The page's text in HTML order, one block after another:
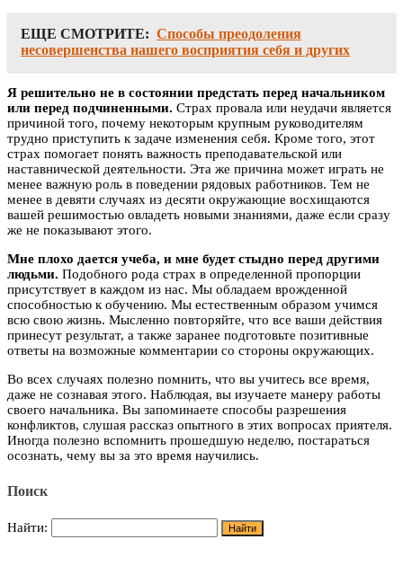
ЕЩЕ СМОТРИТЕ: Способы преодоления
несовершенства нашего восприятия себя и других
Я решительно не в состоянии предстать перед начальником
или перед подчиненными. Страх провала или неудачи является
причиной того, почему некоторым крупным руководителям
трудно приступить к задаче изменения себя. Кроме того, этот
страх помогает понять важность преподавательской или
наставнической деятельности. Эта же причина может играть не
менее важную роль в поведении рядовых работников. Тем не
менее в девяти случаях из десяти окружающие восхищаются
вашей решимостью овладеть новыми знаниями, даже если сразу
же не показывают этого.
Мне плохо дается учеба, и мне будет стыдно перед другими
людьми. Подобного рода страх в определенной пропорции
присутствует в каждом из нас. Мы обладаем врожденной
способностью к обучению. Мы естественным образом учимся
всю свою жизнь. Мысленно повторяйте, что все ваши действия
принесут результат, а также заранее подготовьте позитивные
ответы на возможные комментарии со стороны окружающих.
Во всех случаях полезно помнить, что вы учитесь все время,
даже не сознавая этого. Наблюдая, вы изучаете манеру работы
своего начальника. Вы запоминаете способы разрешения
конфликтов, слушая рассказ опытного в этих вопросах приятеля.
Иногда полезно вспомнить прошедшую неделю, постараться
осознать, чему вы за это время научились.
Поиск
Найти: